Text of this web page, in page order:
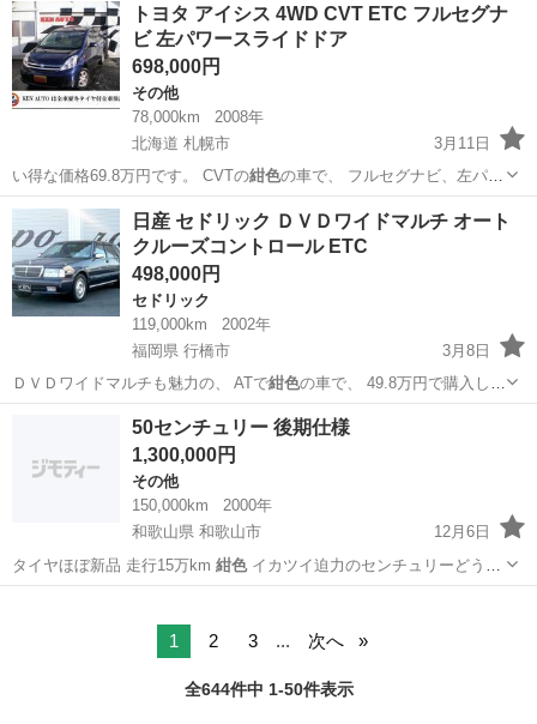
トヨタ アイシス 4WD CVT ETC フルセグナ
ビ 左パワースライドドア
698,000円
その他
78,000km
2008年
北海道 札幌市
3月11日
い得な価格69.8万円です。 CVTの紺色の車で、 フルセグナビ、左パワ
ースライ…
北海道 札幌市 その他 アイシス
日産 セドリック ＤＶＤワイドマルチ オート
クルーズコントロール ETC
498,000円
セドリック
119,000km
2002年
福岡県 行橋市
3月8日
ＤＶＤワイドマルチも魅力の、 ATで紺色の車で、 49.8万円で購入しや
すい価…
クルーズコントロール
50センチュリー 後期仕様
1,300,000円
その他
150,000km
2000年
和歌山県 和歌山市
12月6日
タイヤほぼ新品 走行15万km 紺色イカツイ迫力のセンチュリーどうで
す…
1 2 3 ... 次へ
全644件中 1-50件表示